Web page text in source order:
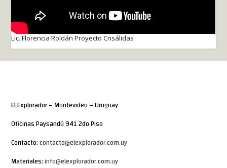
Lic. Florencia Roldán Proyecto Crisálidas
El Explorador – Montevideo – Uruguay
Oficinas Paysandú 941 2do Piso
Contacto:contacto@elexplorador.com.uy
Materiales:info@elexplorador.com.uy